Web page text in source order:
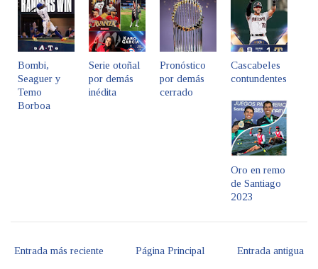
Bombi,
Seaguer y
Temo
Borboa
Serie otoñal
por demás
inédita
Pronóstico
por demás
cerrado
Cascabeles
contundentes
Oro en remo
de Santiago
2023
Entrada más reciente Entrada antigua
Página Principal